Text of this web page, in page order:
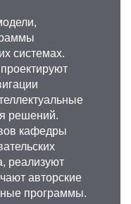
системах.
решений.
кафедры
реализуют
авторские
программы.